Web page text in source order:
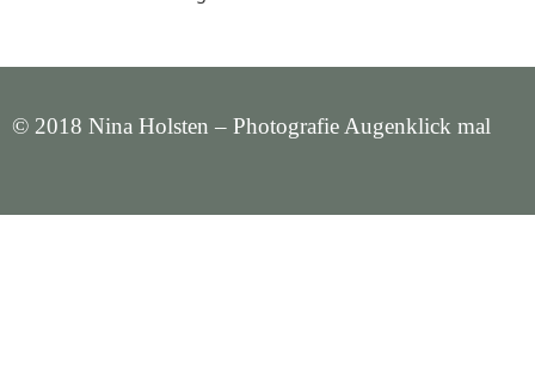
© 2018 Nina Holsten – Photografie Augenklick mal